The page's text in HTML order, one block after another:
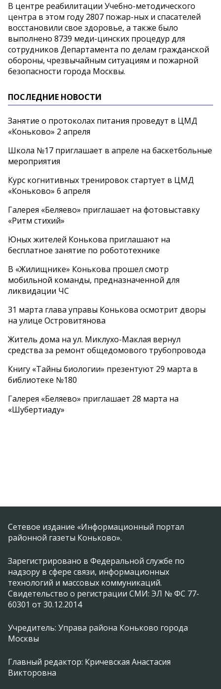
В центре реабилитации Учебно-методического
центра в этом году 2807 пожар-ных и спасателей
восстановили свое здоровье, а также было
выполнено 8739 меди-цинских процедур для
сотрудников Департамента по делам гражданской
обороны, чрезвычайным ситуациям и пожарной
безопасности города Москвы.
ПОСЛЕДНИЕ НОВОСТИ
Занятие о протоколах питания проведут в ЦМД
«Коньково» 2 апреля
Школа №17 приглашает в апреле на баскетбольные
мероприятия
Курс когнитивных тренировок стартует в ЦМД
«Коньково» 6 апреля
Галерея «Беляево» приглашает на фотовыставку
«Ритм стихий»
Юных жителей Конькова приглашают на
бесплатное занятие по робототехнике
В «Жилищнике» Конькова прошел смотр
мобильной команды, предназначенной для
ликвидации ЧС
31 марта глава управы Конькова осмотрит дворы
на улице Островитянова
Житель дома на ул. Миклухо-Маклая вернул
средства за ремонт общедомового трубопровода
Книгу «Тайны биологии» презентуют 29 марта в
библиотеке №180
Галерея «Беляево» приглашает 28 марта на
«Шубертиаду»
Сетевое издание «Информационный портал
районной газеты Коньково».
Зарегистрировано в Федеральной службе по
надзору в сфере связи, информационных
технологий и массовых коммуникаций.
Свидетельство о регистрации СМИ: ЭЛ № ФС 77-
60301 от 30.12.2014
Учредитель: Управа района Коньково города
Москвы
Главный редактор: Кричевская Анастасия
Викторовна